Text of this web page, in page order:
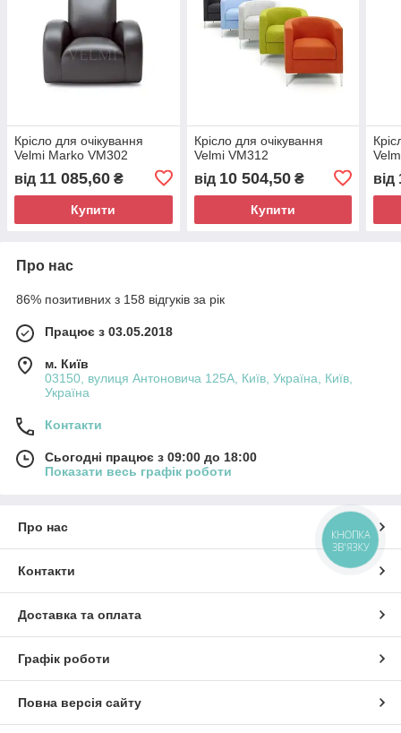
Крісло для очікування
Velmi Marko VM302
від 11 085,60 ₴
Купити
Крісло для очікування
Velmi VM312
від 10 504,50₴
Купити
від
Про нас
86% позитивних з 158 відгуків за рік
Працює з 03.05.2018
м. Київ
03150, вулиця Антоновича 125А, Київ, Україна, Київ,
Україна
Контакти
Сьогодні працює з 09:00 до 18:00
Показати весь графік роботи
Про нас
Контакти
Доставка та оплата
Графік роботи
Повна версія сайту
КНОПКА
ЗВ'ЯЗКУ